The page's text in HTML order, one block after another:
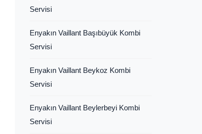
Servisi
Enyakın Vaillant Başıbüyük Kombi
Servisi
Enyakın Vaillant Beykoz Kombi
Servisi
Enyakın Vaillant Beylerbeyi Kombi
Servisi